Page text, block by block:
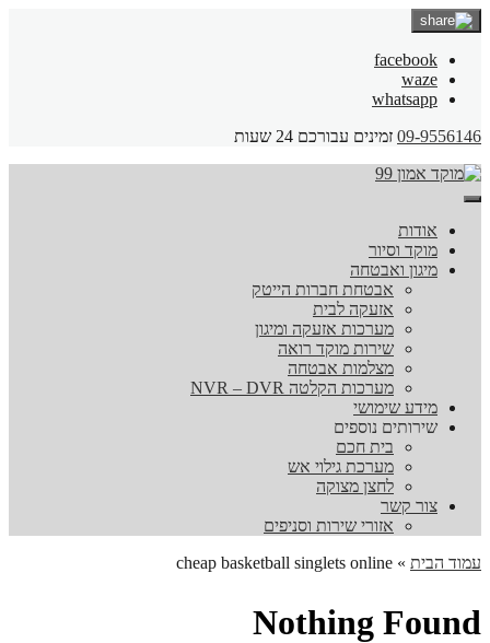
facebook
waze
whatsapp
09-9556146 זמינים עבורכם 24 שעות
אודות
מוקד וסיור
מיגון ואבטחה
אבטחת חברות הייטק
אזעקה לבית
מערכות אזעקה ומיגון
שירות מוקד רואה
מצלמות אבטחה
מערכות הקלטה NVR – DVR
מידע שימושי
שירותים נוספים
בית חכם
מערכת גילוי אש
לחצן מצוקה
צור קשר
אזורי שירות וסניפים
עמוד הבית »
cheap basketball singlets online
Nothing Found